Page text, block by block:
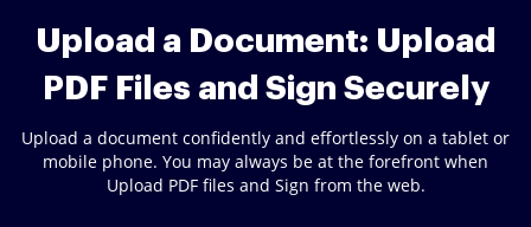
Upload a Document: Upload
PDF Files and Sign Securely
Upload a document confidently and effortlessly on a tablet or
mobile phone. You may always be at the forefront when
Upload PDF files and Sign from the web.